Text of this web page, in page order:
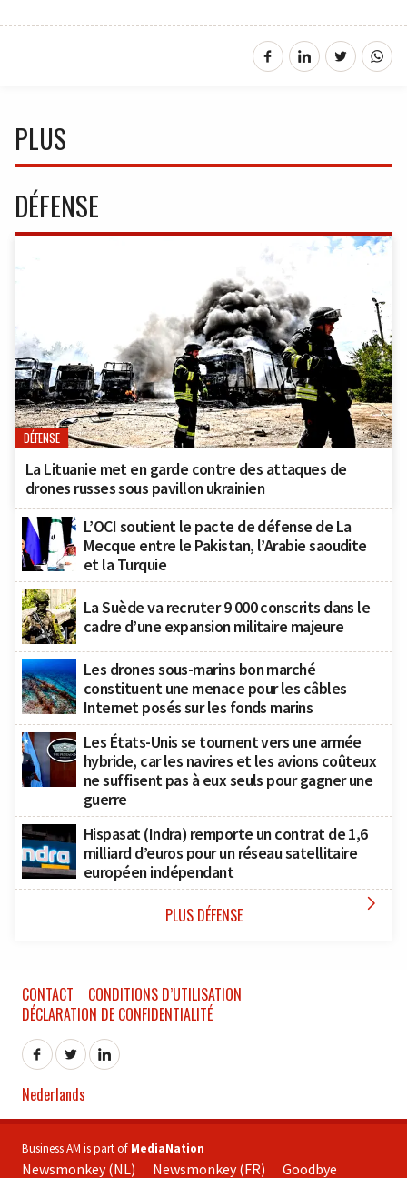
PLUS
DÉFENSE
DÉFENSE
La Lituanie met en garde contre des attaques de
drones russes sous pavillon ukrainien
L’OCI soutient le pacte de défense de La
Mecque entre le Pakistan, l’Arabie saoudite
et la Turquie
La Suède va recruter 9 000 conscrits dans le
cadre d’une expansion militaire majeure
Les drones sous-marins bon marché
constituent une menace pour les câbles
Internet posés sur les fonds marins
Les États-Unis se tournent vers une armée
hybride, car les navires et les avions coûteux
ne suffisent pas à eux seuls pour gagner une
guerre
Hispasat (Indra) remporte un contrat de 1,6
milliard d’euros pour un réseau satellitaire
européen indépendant
PLUS DÉFENSE 
CONTACT
CONDITIONS D’UTILISATION
DÉCLARATION DE CONFIDENTIALITÉ
Nederlands
Business AM is part of MediaNation
Newsmonkey (NL) Newsmonkey (FR) Goodbye